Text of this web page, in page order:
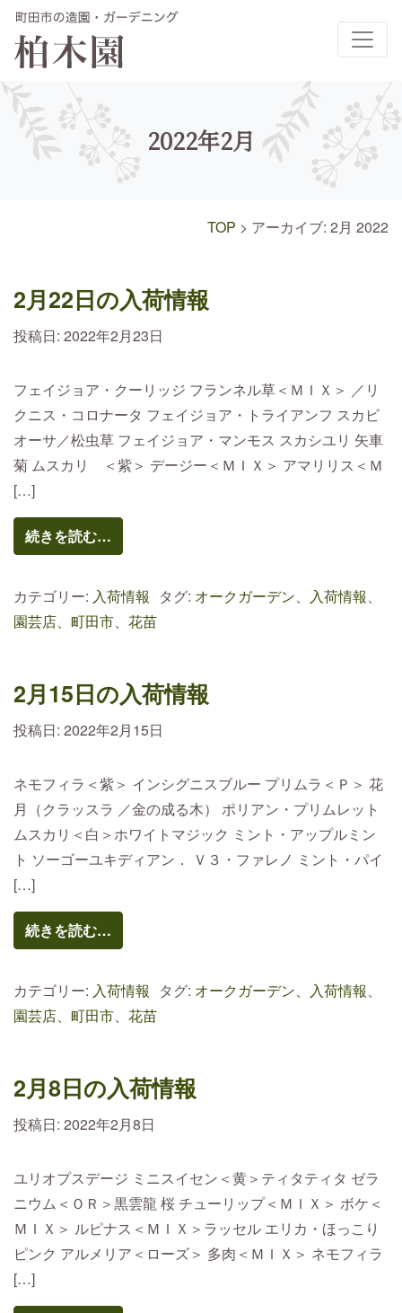
メインナビゲーション
2022年2月
TOP > アーカイブ: 2月 2022
2月22日の入荷情報
投稿日: 2022年2月23日
フェイジョア・クーリッジ フランネル草＜ＭＩＸ＞ ／リ
クニス・コロナータ フェイジョア・トライアンフ スカビ
オーサ／松虫草 フェイジョア・マンモス スカシユリ 矢車
菊 ムスカリ ＜紫＞ デージー＜ＭＩＸ＞ アマリリス＜Ｍ
[…]
続きを読む…
カテゴリー: 入荷情報 タグ: オークガーデン、入荷情報、
園芸店、町田市、花苗
2月15日の入荷情報
投稿日: 2022年2月15日
ネモフィラ＜紫＞ インシグニスブルー プリムラ＜Ｐ＞ 花
月（クラッスラ ／金の成る木） ポリアン・プリムレット
ムスカリ＜白＞ホワイトマジック ミント・アップルミン
ト ソーゴーユキディアン． Ｖ３・ファレノ ミント・パイ
[…]
続きを読む…
カテゴリー: 入荷情報 タグ: オークガーデン、入荷情報、
園芸店、町田市、花苗
2月8日の入荷情報
投稿日: 2022年2月8日
ユリオプスデージ ミニスイセン＜黄＞ティタティタ ゼラ
ニウム＜ＯＲ＞黒雲龍 桜 チューリップ＜ＭＩＸ＞ ボケ＜
ＭＩＸ＞ ルピナス＜ＭＩＸ＞ラッセル エリカ・ほっこり
ピンク アルメリア＜ローズ＞ 多肉＜ＭＩＸ＞ ネモフィラ
[…]